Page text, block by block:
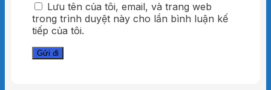
Lưu tên của tôi, email, và trang web
trong trình duyệt này cho lần bình luận kế
tiếp của tôi.